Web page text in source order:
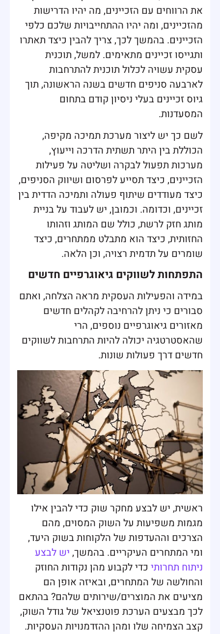
את הרווחים עם הזכיינים, מה יהיו הדרישות
מהזכיינים, ומה יהיו ההתחייבויות שלכם כלפי
הזכיינים. בהמשך לכך, צריך להבין כיצד תאתרו
ותגייסו זכיינים מתאימים. למשל, תוכנית
עסקית עשויה לכלול תוכנית להתרחבות
לארבעה סניפים חדשים בשנה הראשונה, תוך
גיוס זכיינים בעלי ניסיון קודם בתחום
המסעדנות.
לשם כך יש ליצור מערכת תמיכה מקיפה,
הכוללת בין היתר תשתית הדרכה וייעוץ,
מערכות תפעול לבקרה ושליטה על פעילות
הזכיינים, כיצד תסייע לפרסום ושיווק הסניפים,
כיצד מעודדים שיתוף פעולה ותמיכה הדדית בין
זכיינים, וכדומה. וכמובן, יש לעבוד על בניית
מותג חזק לרשת, כולל שם המותג וזהותו
החזותית, כיצד הוא מתבלט ממתחרים, כיצד
שומרים על תדמית רצויה, וכן הלאה.
התפתחות לשווקים גיאוגרפיים חדשים
במידה והפעילות העסקית מראה הצלחה, ואתם
סבורים כי ניתן להרחיבה לקהלים חדשים
מאזורים גיאוגרפיים נוספים, הרי
שהאסטרטגיה יכולה להיות התרחבות לשווקים
חדשים דרך פעולות שונות.
ראשית, יש לבצע מחקר שוק כדי להבין אילו
מגמות משפיעות על השוק המסוים, מהם
הצרכים וההעדפות של הלקוחות בשוק היעד,
ומי המתחרים העיקריים. בהמשך, יש לבצע
ניתוח תחרותי כדי לקבוע מהן נקודות החוזק
והחולשה של המתחרים, ובאיזה אופן הם
מציעים את המוצרים/שירותים שלהם? בהתאם
לכך מבצעים הערכת פוטנציאל של גודל השוק,
קצב הצמיחה שלו ומהן ההזדמנויות העסקיות.